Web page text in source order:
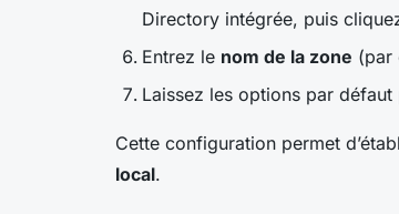
Directory intégrée, puis
Entrez le nom de la zone (par
Laissez les options par
Cette configuration permet
local.